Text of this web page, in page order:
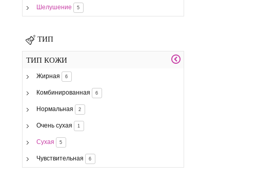
Шелушение 5
ТИП
ТИП КОЖИ
Жирная 6
Комбинированная 6
Нормальная 2
Очень сухая 1
Сухая 5
Чувствительная 6